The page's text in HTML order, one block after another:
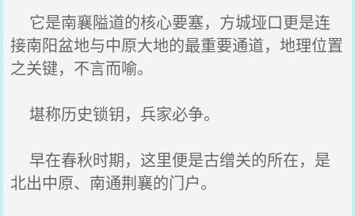
它是南襄隘道的核心要塞，方城垭口更是连
接南阳盆地与中原大地的最重要通道，地理位置
之关键，不言而喻。
堪称历史锁钥，兵家必争。
早在春秋时期，这里便是古缯关的所在，是
北出中原、南通荆襄的门户。